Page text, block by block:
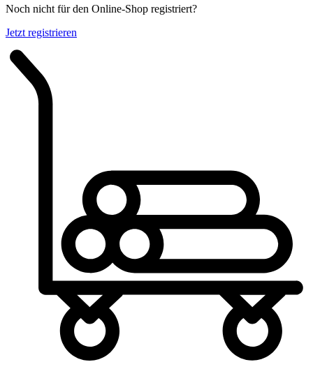
Noch nicht für den Online-Shop registriert?
Jetzt registrieren